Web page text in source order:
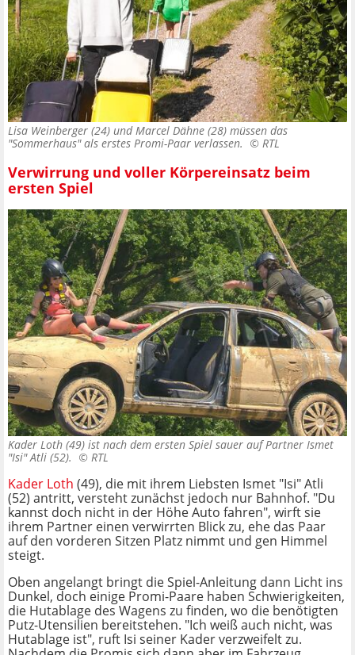
Lisa Weinberger (24) und Marcel Dähne (28) müssen das
"Sommerhaus" als erstes Promi-Paar verlassen. © RTL
Verwirrung und voller Körpereinsatz beim
ersten Spiel
Kader Loth (49) ist nach dem ersten Spiel sauer auf Partner Ismet
"Isi" Atli (52). © RTL
Kader Loth (49), die mit ihrem Liebsten Ismet "Isi" Atli
(52) antritt, versteht zunächst jedoch nur Bahnhof. "Du
kannst doch nicht in der Höhe Auto fahren", wirft sie
ihrem Partner einen verwirrten Blick zu, ehe das Paar
auf den vorderen Sitzen Platz nimmt und gen Himmel
steigt.
Oben angelangt bringt die Spiel-Anleitung dann Licht ins
Dunkel, doch einige Promi-Paare haben Schwierigkeiten,
die Hutablage des Wagens zu finden, wo die benötigten
Putz-Utensilien bereitstehen. "Ich weiß auch nicht, was
Hutablage ist", ruft Isi seiner Kader verzweifelt zu.